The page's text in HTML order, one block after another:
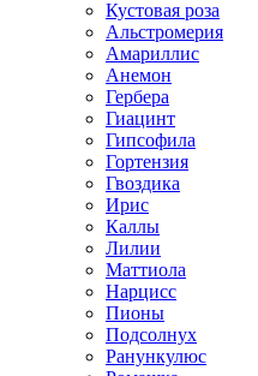
Кустовая роза
Альстромерия
Амариллис
Анемон
Гербера
Гиацинт
Гипсофила
Гортензия
Гвоздика
Ирис
Каллы
Лилии
Маттиола
Нарцисс
Пионы
Подсолнух
Ранункулюс